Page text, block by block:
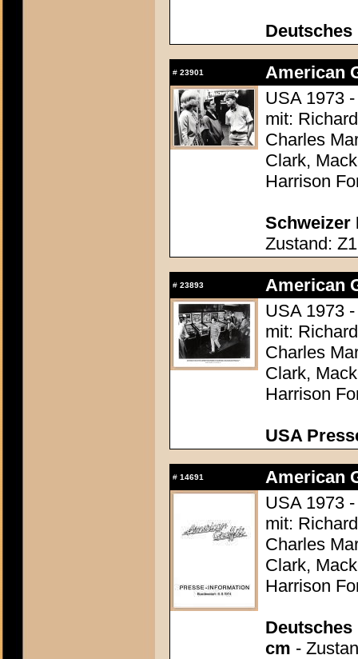
# 23901
American
USA 1973
mit:
Charles
Clark,
Harrison
Schweizer
Zustand: Z1
# 23893
American
USA 1973
mit:
Charles
Clark,
Harrison
USA
# 14691
American
USA 1973
mit:
Charles
Clark,
Harrison
Deutsches
cm -